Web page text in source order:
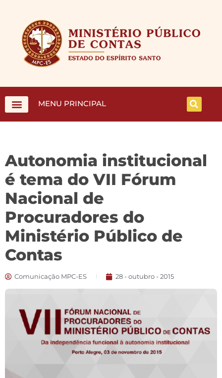
MENU PRINCIPAL
Autonomia institucional
é tema do VII Fórum
Nacional de
Procuradores do
Ministério Público de
Contas
Comunicação MPC-ES 28 - outubro - 2015